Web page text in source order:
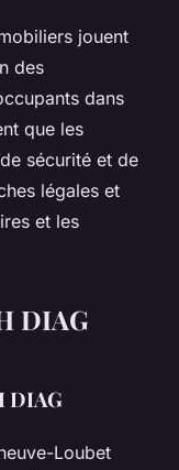
jouent
des
dans
que les
sécurité et de
légales et
et les
DIAG
DIAG
Loubet